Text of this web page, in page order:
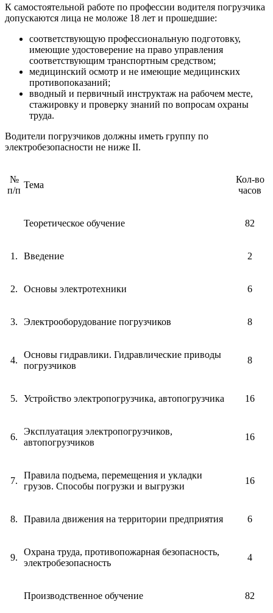
К самостоятельной работе по профессии водителя погрузчика
допускаются лица не моложе 18 лет и прошедшие:
соответствующую профессиональную подготовку,
имеющие удостоверение на право управления
соответствующим транспортным средством;
медицинский осмотр и не имеющие медицинских
противопоказаний;
вводный и первичный инструктаж на рабочем месте,
стажировку и проверку знаний по вопросам охраны
труда.
Водители погрузчиков должны иметь группу по
электробезопасности не ниже II.
№
п/п
Тема
Кол-во
часов
Теоретическое обучение 82
1. Введение 2
2. Основы электротехники 6
3. Электрооборудование погрузчиков 8
4.
Основы гидравлики. Гидравлические приводы
погрузчиков
8
5. Устройство электропогрузчика, автопогрузчика 16
6.
Эксплуатация электропогрузчиков,
автопогрузчиков
16
7.
Правила подъема, перемещения и укладки
грузов. Способы погрузки и выгрузки
16
8. Правила движения на территории предприятия 6
9.
Охрана труда, противопожарная безопасность,
электробезопасность
4
Производственное обучение 82